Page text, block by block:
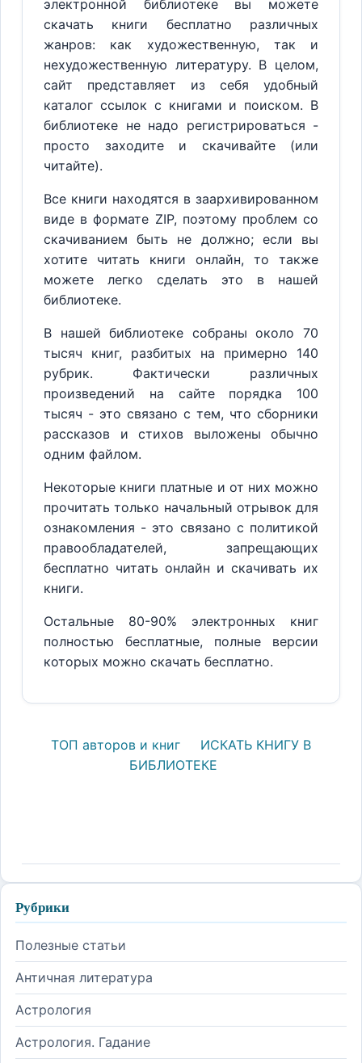
электронной библиотеке вы можете
скачать книги бесплатно различных
жанров: как художественную, так и
нехудожественную литературу. В целом,
сайт представляет из себя удобный
каталог ссылок с книгами и поиском. В
библиотеке не надо регистрироваться -
просто заходите и скачивайте (или
читайте).
Все книги находятся в заархивированном
виде в формате ZIP, поэтому проблем со
скачиванием быть не должно; если вы
хотите читать книги онлайн, то также
можете легко сделать это в нашей
библиотеке.
В нашей библиотеке собраны около 70
тысяч книг, разбитых на примерно 140
рубрик. Фактически различных
произведений на сайте порядка 100
тысяч - это связано с тем, что сборники
рассказов и стихов выложены обычно
одним файлом.
Некоторые книги платные и от них можно
прочитать только начальный отрывок для
ознакомления - это связано с политикой
правообладателей, запрещающих
бесплатно читать онлайн и скачивать их
книги.
Остальные 80-90% электронных книг
полностью бесплатные, полные версии
которых можно скачать бесплатно.
ТОП авторов и книг
ИСКАТЬ КНИГУ В
БИБЛИОТЕКЕ
Рубрики
Полезные статьи
Античная литература
Астрология
Астрология. Гадание